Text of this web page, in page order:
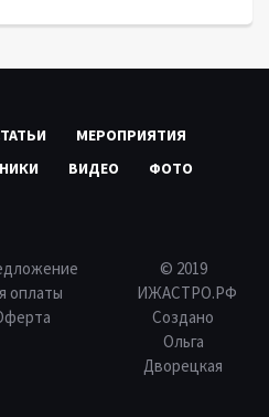
МЕРОПРИЯТИЯ
ВИДЕО ФОТО
оплаты
© 2019
ИЖАСТРО.РФ
Создано
Ольга
Дворецкая